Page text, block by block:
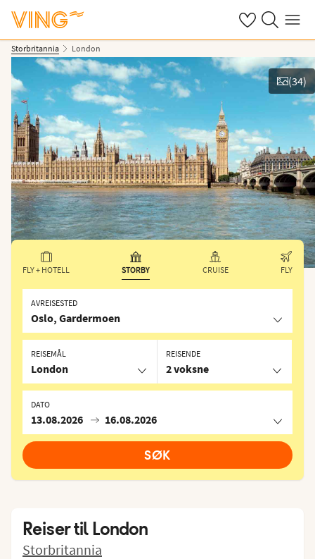
Se dine sparte
Søk påMeny
Storbritannia London
Vis bilder
(34)
FLY + HOTELL STORBY CRUISE FLY
AVREISESTED
Oslo, Gardermoen
REISEMÅL
London
DATO
13.08.2026 16.08.2026
REISENDE
2 voksne
SØK
Reiser til London
Storbritannia